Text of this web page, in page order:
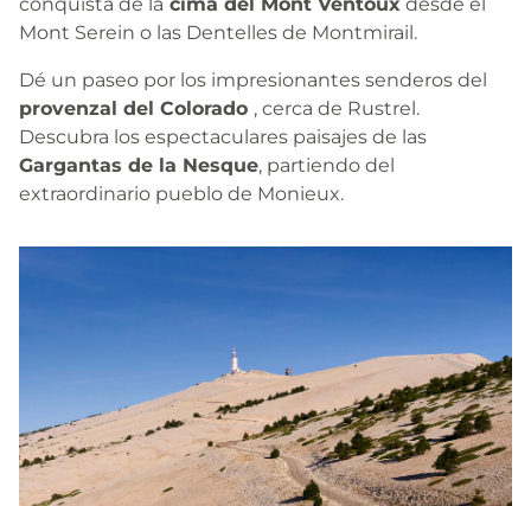
Mont Serein o las Dentelles de Montmirail.
Dé un paseo por los impresionantes senderos del
provenzal del Colorado , cerca de Rustrel.
Descubra los espectaculares paisajes de las
Gargantas de la Nesque, partiendo del
extraordinario pueblo de Monieux.